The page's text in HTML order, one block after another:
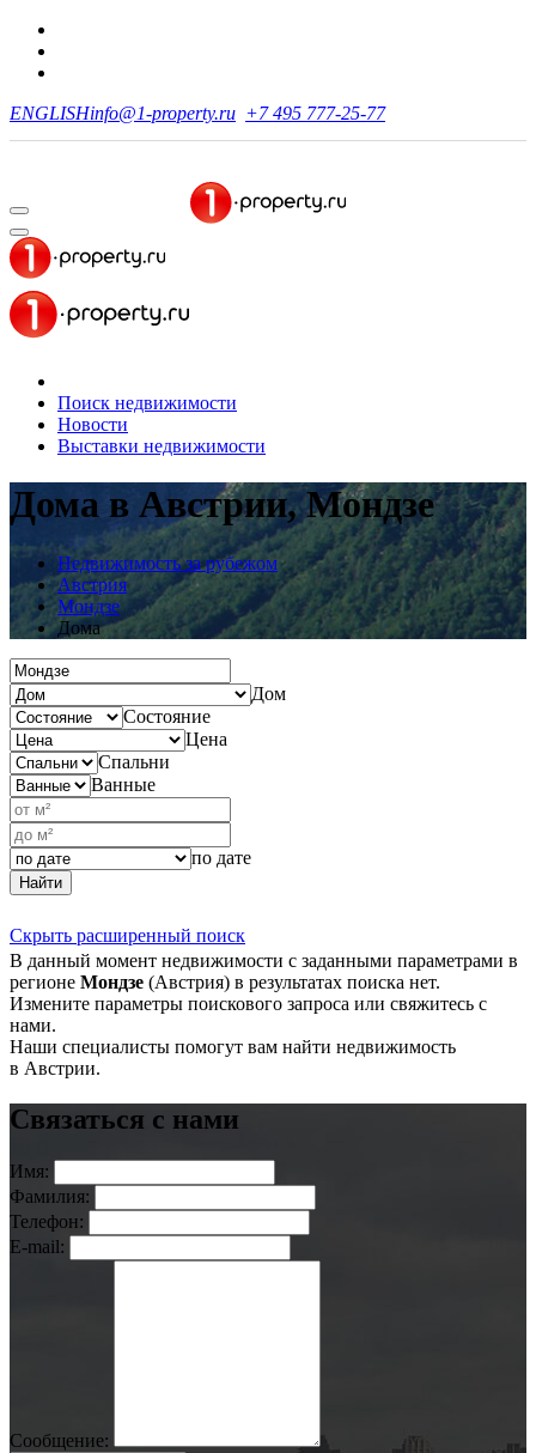
ENGLISHinfo@1-property.ru +7 495 777-25-77
Поиск недвижимости
Новости
Выставки недвижимости
Дома в Австрии, Мондзе
Недвижимость за рубежом
Австрия
Мондзе
Дома
Дом
Состояние
Цена
Спальни
Ванные
по дате
Найти
Скрыть расширенный поиск
В данный момент недвижимости с заданными параметрами в
регионе Мондзе (Австрия) в результатах поиска нет.
Измените параметры поискового запроса или свяжитесь с
нами.
Наши специалисты помогут вам найти недвижимость
в Австрии.
Связаться с нами
Имя:
Фамилия:
Телефон:
E-mail:
Сообщение: